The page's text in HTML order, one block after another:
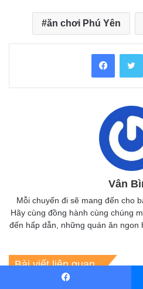
ăn chơi Phú Yên
Vân
Mỗi chuyến đi sẽ mang đến cho
Hãy cùng đồng hành cùng chúng
đến hấp dẫn, những quán ăn ngon
Bài viết liên quan